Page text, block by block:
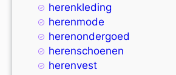
herenkleding
herenmode
herenondergoed
herenschoenen
herenvest